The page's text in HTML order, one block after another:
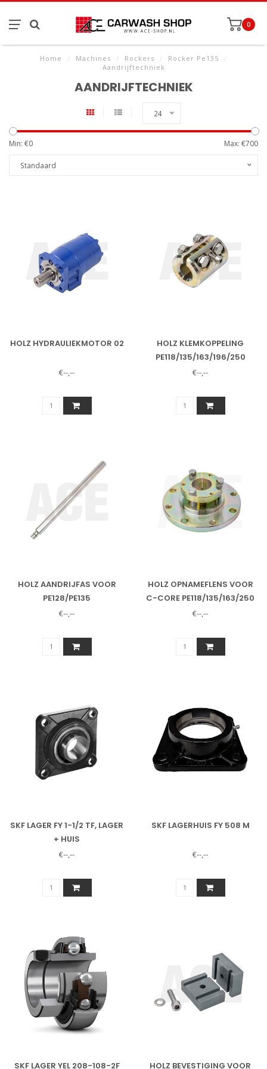
0
Home / Machines / Rockers / Rocker Pe135
/
Aandrijftechniek
AANDRIJFTECHNIEK
24
Min: €0 Max: €700
Standaard
HOLZ HYDRAULIEKMOTOR 02
€--,--
HOLZ KLEMKOPPELING
PE118/135/163/196/250
€--,--
HOLZ AANDRIJFAS VOOR
PE128/PE135
€--,--
HOLZ OPNAMEFLENS VOOR
C-CORE PE118/135/163/250
ONDER
€--,--
SKF LAGER FY 1-1/2 TF, LAGER
+ HUIS
€--,--
SKF LAGERHUIS FY 508 M
€--,--
SKF LAGER YEL 208-108-2F HOLZ BEVESTIGING VOOR